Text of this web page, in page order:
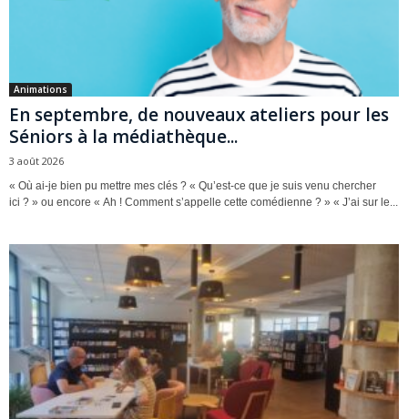
Animations
En septembre, de nouveaux ateliers pour les
Séniors à la médiathèque...
3 août 2026
« Où ai-je bien pu mettre mes clés ? « Qu’est-ce que je suis venu chercher
ici ? » ou encore « Ah ! Comment s’appelle cette comédienne ? » « J’ai sur le...